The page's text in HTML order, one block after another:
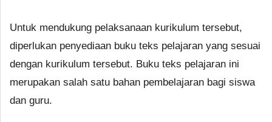
Untuk mendukung pelaksanaan kurikulum tersebut,
diperlukan penyediaan buku teks pelajaran yang sesuai
dengan kurikulum tersebut. Buku teks pelajaran ini
merupakan salah satu bahan pembelajaran bagi siswa
dan guru.